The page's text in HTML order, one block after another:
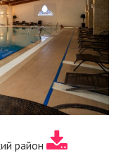
район